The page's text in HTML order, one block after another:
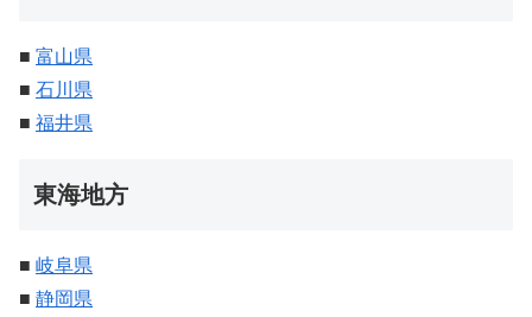
■ 富山県
■ 石川県
■ 福井県
東海地方
■ 岐阜県
■ 静岡県